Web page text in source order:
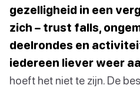
gezelligheid in een
zich – trust falls,
deelrondes en
iedereen liever weer
hoeft het niet te zijn. De